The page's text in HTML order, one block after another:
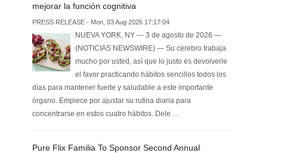
mejorar la función cognitiva
PRESS RELEASE - Mon, 03 Aug 2026 17:17:04
NUEVA YORK, NY — 3 de agosto de 2026 —
(NOTICIAS NEWSWIRE) — Su cerebro trabaja
mucho por usted, así que lo justo es devolverle
el favor practicando hábitos sencillos todos los
días para mantener fuerte y saludable a este importante
órgano. Empiece por ajustar su rutina diaria para
concentrarse en estos cuatro hábitos. Dele …
Pure Flix Familia To Sponsor Second Annual